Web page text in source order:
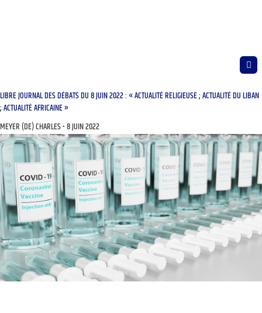
LIBRE JOURNAL DES DÉBATS DU 8 JUIN 2022 : « ACTUALITÉ RELIGIEUSE ; ACTUALITÉ DU LIBAN
; ACTUALITÉ AFRICAINE »
MEYER (DE) CHARLES 8 JUIN 2022